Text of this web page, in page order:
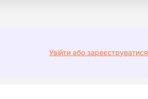
Увійти або зареєструватися